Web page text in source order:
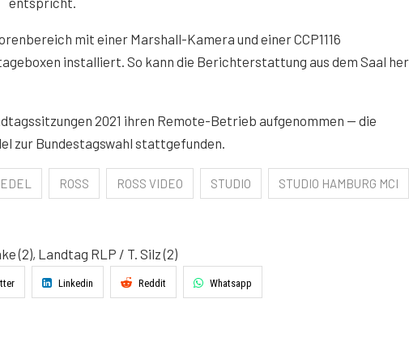
mit einer Marshall-Kamera und einer CCP1116
installiert. So kann die Berichterstattung aus dem Saal
2021 ihren Remote-Betrieb aufgenommen — die
zur Bundestagswahl stattgefunden.
ROSS ROSS VIDEO STUDIO STUDIO HAMBURG MCI
(2), Landtag RLP / T. Silz (2)
Linkedin Reddit Whatsapp